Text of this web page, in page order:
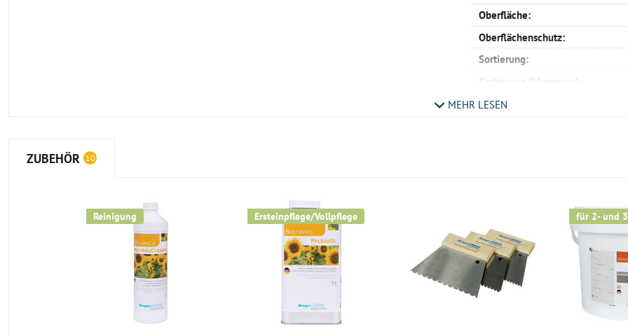
Oberfläche:
Oberflächenschutz:
Sortierung:
Sortierung (Maserung):
Verlegemuster:
Aufbau:
Warmwasser Fußbodenheizung:
Wohnräume:
MEHR LESEN
ZUBEHÖR 10
Reinigung Ersteinpflege/Vollpflege für 2- und